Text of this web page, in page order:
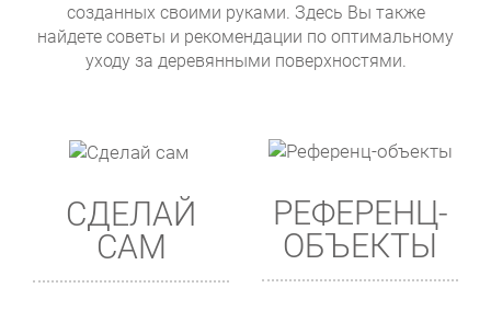
созданных своими руками. Здесь Вы также
найдете советы и рекомендации по оптимальному
уходу за деревянными поверхностями.
СДЕЛАЙ
САМ
РЕФЕРЕНЦ-
ОБЪЕКТЫ